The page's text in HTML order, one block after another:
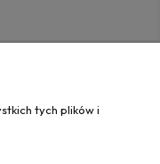
tych plików i